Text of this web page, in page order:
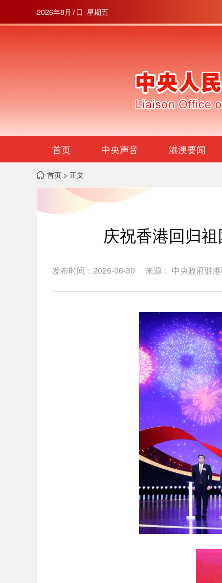
2026年8月7日 星期五
首页 中央声音 港澳要闻
首页 > 正文
庆祝香港回归
发布时间：2026-06-30 来源： 中央政府驻